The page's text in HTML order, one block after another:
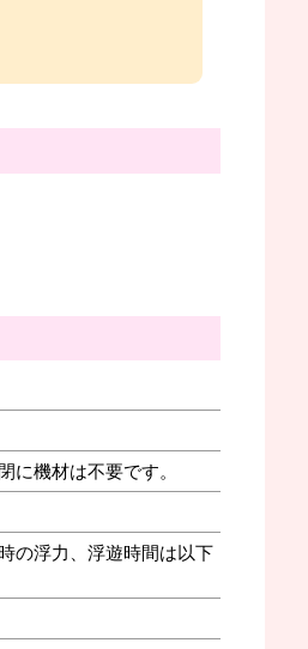
機材は不要です。
の浮力、浮遊時間は以下